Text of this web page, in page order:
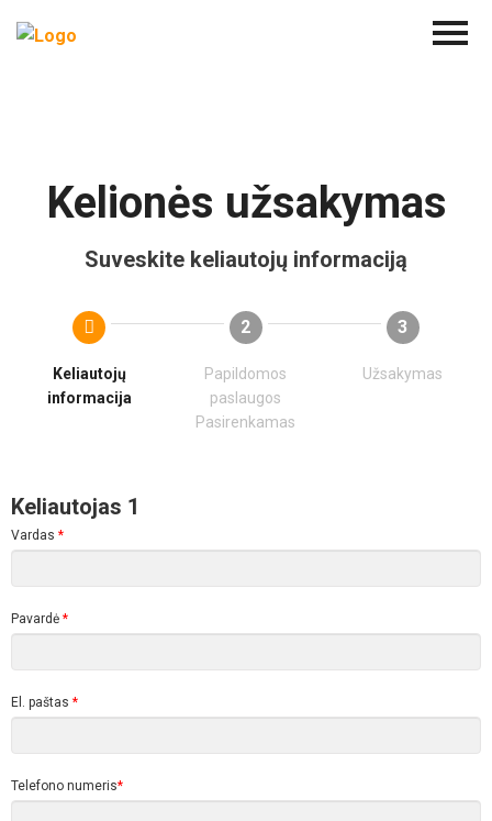
Kelionės užsakymas
Suveskite keliautojų informaciją
Keliautojų
informacija
2
Papildomos
paslaugos
Pasirenkamas
3
Užsakymas
Keliautojas 1
Vardas *
Pavardė *
El. paštas *
Telefono numeris*